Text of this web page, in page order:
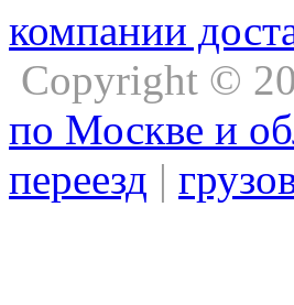
компании
Copyright ©
по Москве и
переезд |